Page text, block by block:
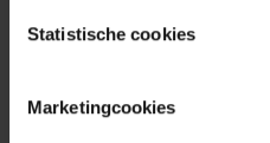
Statistische cookies
Marketingcookies
desktop, tablet en